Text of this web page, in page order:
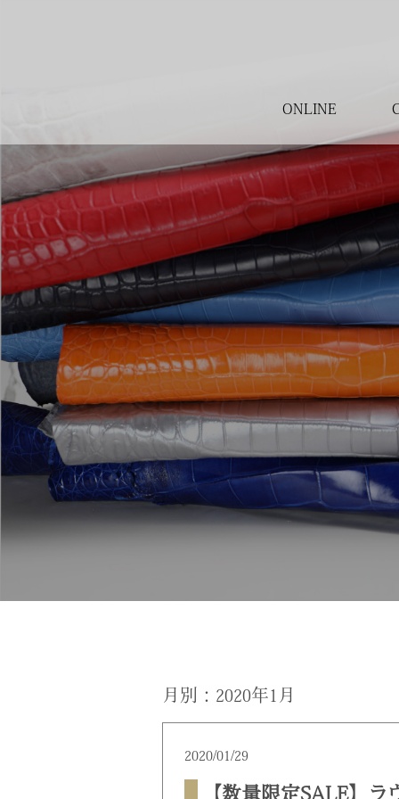
ONLINE
月別：2020年1月
2020/01/29